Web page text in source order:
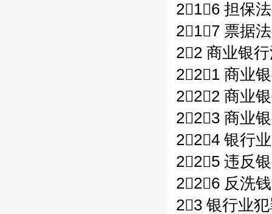
216 担保
217 票据
22 商业银
221 商业
222 商业
223 商业
224 银行
225 违反
226 反洗
23 银行业